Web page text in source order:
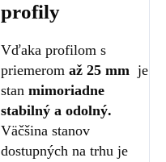
profily
Vďaka profilom s
priemerom až 25 mm je
stan mimoriadne
stabilný a odolný.
Väčšina stanov
dostupných na trhu je